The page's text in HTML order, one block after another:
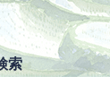
索